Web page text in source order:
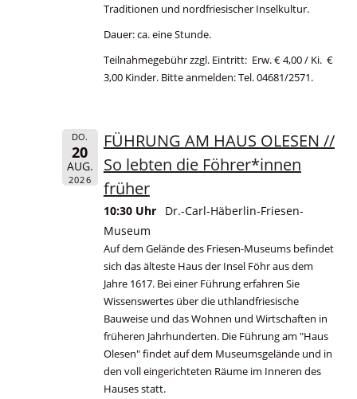
Traditionen und nordfriesischer Inselkultur.
Dauer: ca. eine Stunde.
Teilnahmegebühr zzgl. Eintritt: Erw. € 4,00 / Ki. €
3,00 Kinder. Bitte anmelden: Tel. 04681/2571.
DO.
20
AUG.
2026
FÜHRUNG AM HAUS OLESEN //
So lebten die Föhrer*innen
früher
10:30 Uhr
Dr.-Carl-Häberlin-Friesen-
Museum
Auf dem Gelände des Friesen-Museums befindet
sich das älteste Haus der Insel Föhr aus dem
Jahre 1617. Bei einer Führung erfahren Sie
Wissenswertes über die uthlandfriesische
Bauweise und das Wohnen und Wirtschaften in
früheren Jahrhunderten. Die Führung am "Haus
Olesen" findet auf dem Museumsgelände und in
den voll eingerichteten Räume im Inneren des
Hauses statt.